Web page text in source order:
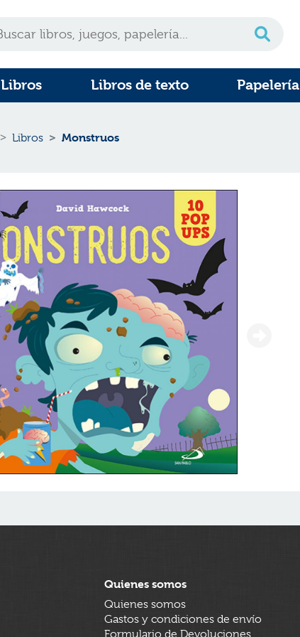
Libros Libros de texto Papelería
Libros Monstruos
Quienes somos
Quienes somos
Gastos y condiciones de envío
Formulario de Devoluciones